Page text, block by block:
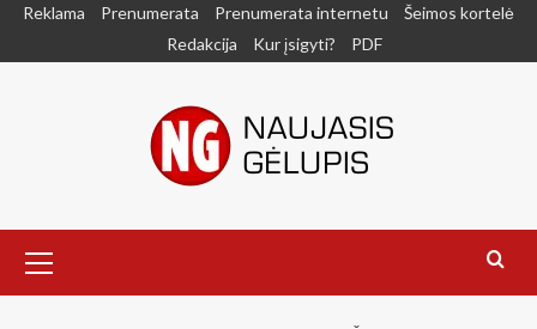
SkipReklama Prenumerata Prenumerata internetu
Šeimos kortelė
Redakcija
Kur įsigyti? PDF
Menu